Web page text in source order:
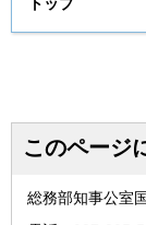
このページ
総務部知事公室